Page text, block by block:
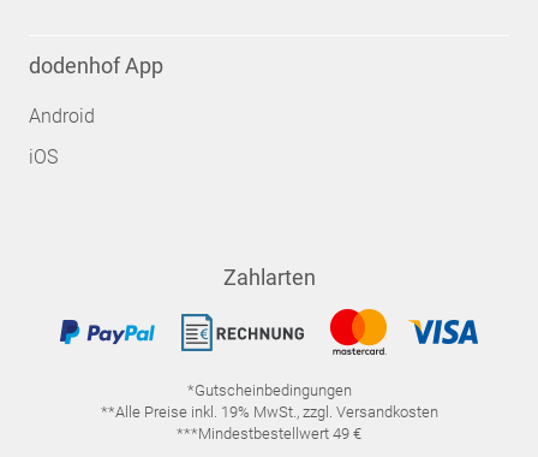
dodenhof App
Android
iOS
Zahlarten
*Gutscheinbedingungen
**Alle Preise inkl. 19% MwSt., zzgl. Versandkosten
***Mindestbestellwert 49 €